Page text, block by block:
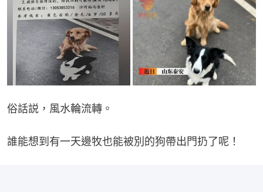
俗話説，風水輪流轉。
誰能想到有一天邊牧也能被別的狗帶出門扔了呢！